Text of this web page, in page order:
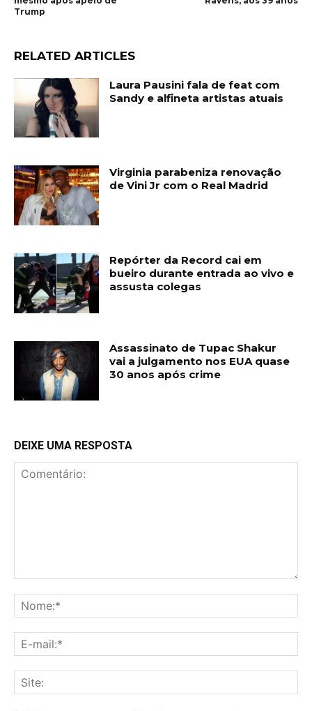
Trump
RELATED ARTICLES
Laura Pausini fala de feat com
Sandy e alfineta artistas atuais
Virginia parabeniza renovação
de Vini Jr com o Real Madrid
Repórter da Record cai em
bueiro durante entrada ao vivo e
assusta colegas
Assassinato de Tupac Shakur
vai a julgamento nos EUA quase
30 anos após crime
DEIXE UMA RESPOSTA